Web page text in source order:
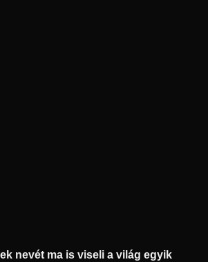
nevét ma is viseli a világ egyik